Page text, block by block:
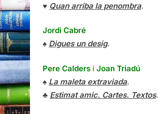
♥ Quan arriba la penombra.
Jordi Cabré
♠ Digues un desig.
Pere Calders i Joan Triadú
♠ La maleta extraviada.
♣ Estimat amic. Cartes. Textos.